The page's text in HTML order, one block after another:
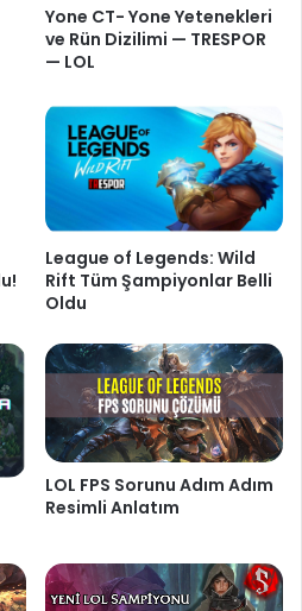
Yone CT- Yone Yetenekleri
ve Rün Dizilimi — TRESPOR
— LOL
League of Legends: Wild
Rift Tüm Şampiyonlar Belli
Oldu
LOL FPS Sorunu Adım Adım
Resimli Anlatım